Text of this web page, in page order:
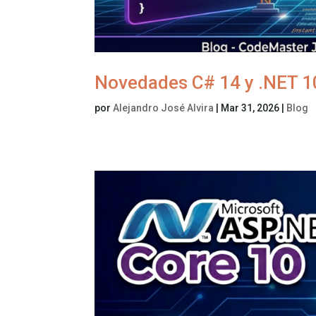
Novedades C# 14 y .NET
porAlejandro José Alvira Mar 31, 2026 Blog